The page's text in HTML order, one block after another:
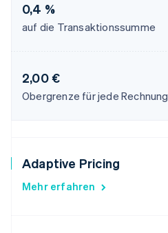
0,4 %
auf die Transaktionssumme
2,00 €
Obergrenze für jede Rechnung
Adaptive Pricing
Mehr erfahren